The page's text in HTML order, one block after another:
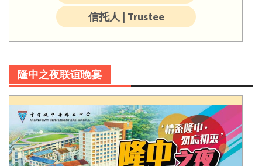
信托人 | Trustee
隆中之夜联谊晚宴